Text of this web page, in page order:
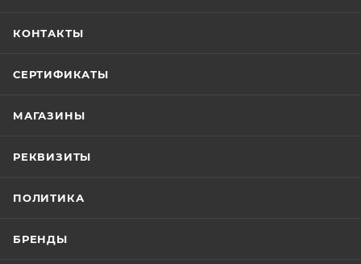
КОНТАКТЫ
СЕРТИФИКАТЫ
МАГАЗИНЫ
РЕКВИЗИТЫ
ПОЛИТИКА
БРЕНДЫ